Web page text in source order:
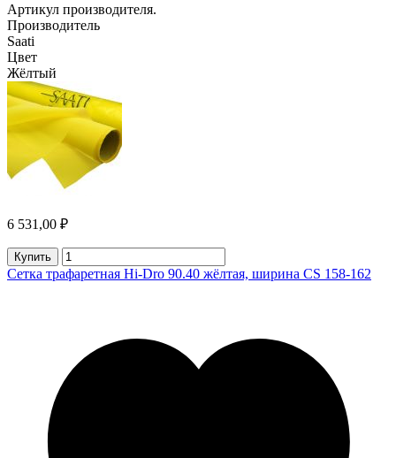
Артикул производителя.
Производитель
Saati
Цвет
Жёлтый
6 531,00 ₽
Купить
Сетка трафаретная Hi-Dro 90.40 жёлтая, ширина CS 158-162